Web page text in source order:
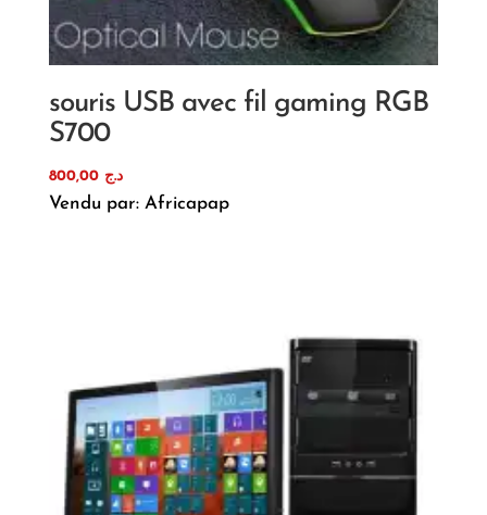
souris USB avec fil gaming RGB
S700
د.ج 800,00
Vendu par: Africapap